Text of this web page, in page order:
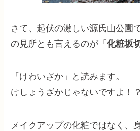
さて、起伏の激しい源氏山公園
の見所とも言えるのが「化粧坂
「けわいざか」と読みます。
けしょうざかじゃないですよ！？
メイクアップの化粧ではなく、